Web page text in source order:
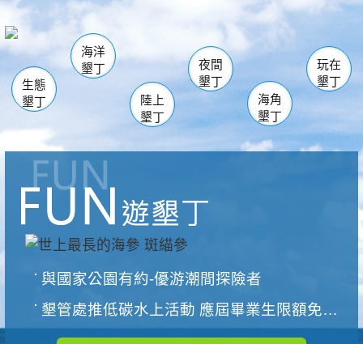
南仁湖
海生館
恆春 佳樂水
龍鑾潭自然中心 森林遊樂區
瓊麻館
關山 墾管處遊客中心
社頂公園 風吹沙
船帆石
白砂 龍磐公園
香蕉灣
砂島
鵝鑾鼻
生態
墾丁
海洋
墾丁
陸上
墾丁
夜間
墾丁
海角
墾丁
玩在
墾丁
與國家公園有約-優游潮間探險者
墾管處推低碳水上活動 應屆畢業生限額免費參加